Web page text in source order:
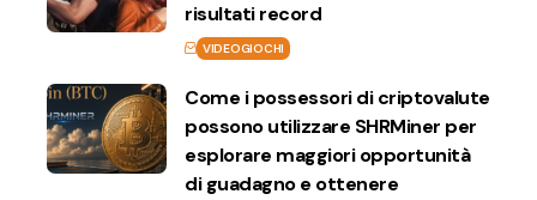
risultati record
VIDEOGIOCHI
Come i possessori di criptovalute
possono utilizzare SHRMiner per
esplorare maggiori opportunità
di guadagno e ottenere